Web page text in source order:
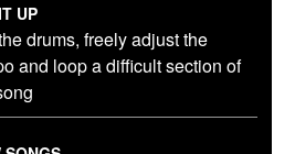
UP
drums, freely adjust the
and loop a difficult section of